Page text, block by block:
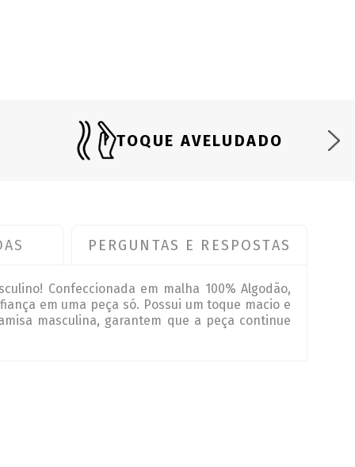
TOQUE AVELUDADO
PERGUNTAS E RESPOSTAS
Confeccionada em malha 100% Algodão,
em uma peça só. Possui um toque macio e
masculina, garantem que a peça continue